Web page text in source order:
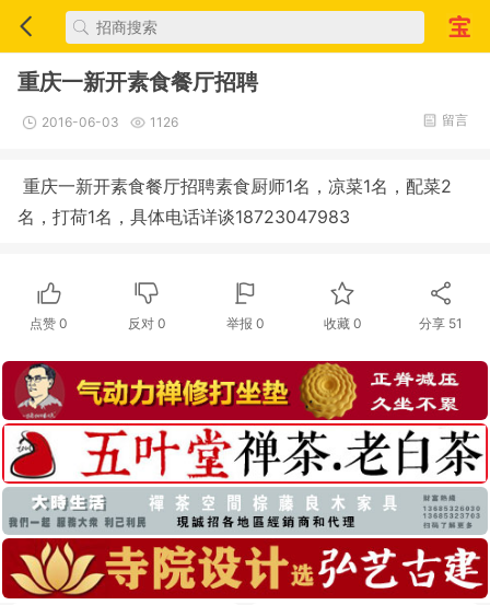
重庆一新开素食餐厅招聘
2016-06-03 1126 留言
重庆一新开素食餐厅招聘素食厨师1名，凉菜1名，配菜2
名，打荷1名，具体电话详谈18723047983
点赞0 反对 0 举报 0 收藏 0 分享 51